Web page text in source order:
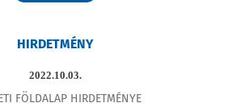
HIRDETMÉNY
2022.10.03.
FÖLDALAP HIRDETMÉNYE